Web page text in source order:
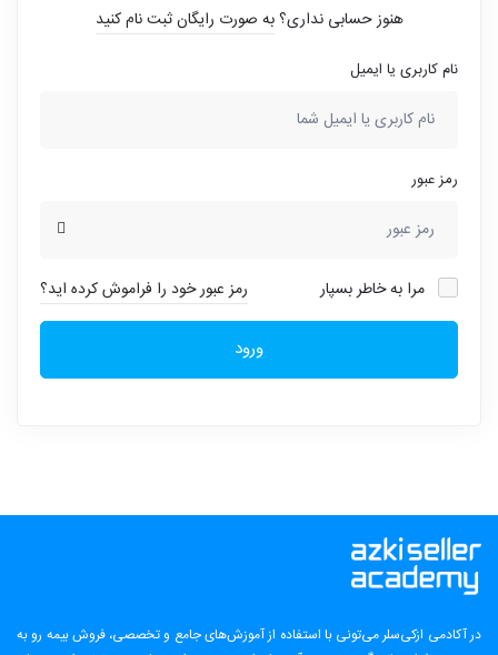
هنوز حسابی نداری؟به صورت رایگان ثبت نام کنید
نام کاربری یا ایمیل
رمز عبور
مرا به خاطر بسپار رمز عبور خود را فراموش کرده اید؟
ورود
در آکادمی ازکی‌سلر می‌تونی با استفاده از آموزش‌های جامع و تخصصی، فروش بیمه رو به